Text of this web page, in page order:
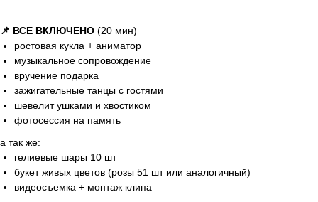
📌 ВСЕ ВКЛЮЧЕНО (20 мин)
ростовая кукла + аниматор
музыкальное сопровождение
вручение подарка
зажигательные танцы с гостями
шевелит ушками и хвостиком
фотосессия на память
а так же:
гелиевые шары 10 шт
букет живых цветов (розы 51 шт или аналогичный)
видеосъемка + монтаж клипа